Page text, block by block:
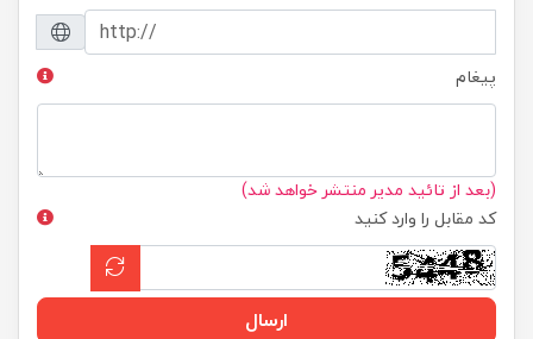
پیغام
(بعد از تائید مدیر منتشر خواهد شد)
کد مقابل را وارد کنید
ارسال